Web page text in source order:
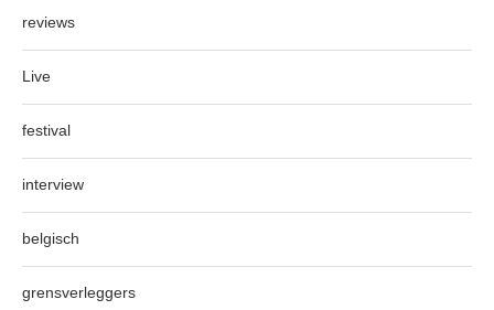
reviews
Live
festival
interview
belgisch
grensverleggers